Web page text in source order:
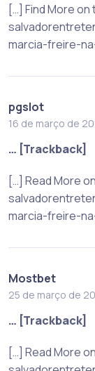
[…] Find More
marcia-freire-
pgslot
16 de março de
… [Trackback]
[…] Read More
marcia-freire-
Mostbet
25 de março de
… [Trackback]
[…] Read More